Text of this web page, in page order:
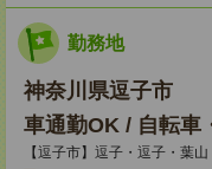
勤務地
神奈川県逗子市
車通勤OK / 自転車
【逗子市】逗子・逗子・葉